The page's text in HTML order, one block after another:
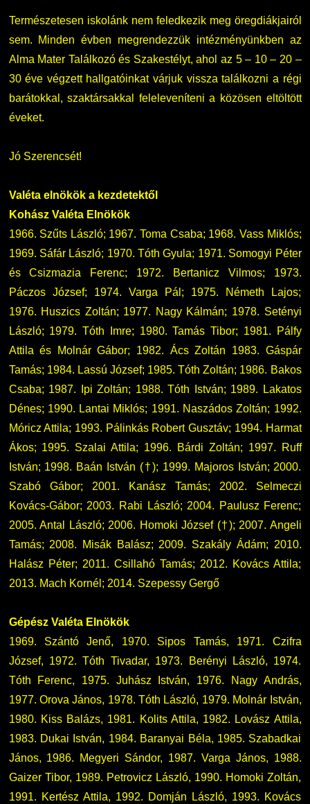
Természetesen iskolánk nem feledkezik meg öregdiákjairól
sem. Minden évben megrendezzük intézményünkben az
Alma Mater Találkozó és Szakestélyt, ahol az 5 – 10 – 20 –
30 éve végzett hallgatóinkat várjuk vissza találkozni a régi
barátokkal, szaktársakkal feleleveníteni a közösen eltöltött
éveket.
Jó Szerencsét!
Valéta elnökök a kezdetektől
Kohász Valéta Elnökök
1966. Szűts László; 1967. Toma Csaba; 1968. Vass Miklós;
1969. Sáfár László; 1970. Tóth Gyula; 1971. Somogyi Péter
és Csizmazia Ferenc; 1972. Bertanicz Vilmos; 1973.
Páczos József; 1974. Varga Pál; 1975. Németh Lajos;
1976. Huszics Zoltán; 1977. Nagy Kálmán; 1978. Setényi
László; 1979. Tóth Imre; 1980. Tamás Tibor; 1981. Pálfy
Attila és Molnár Gábor; 1982. Ács Zoltán 1983. Gáspár
Tamás; 1984. Lassú József; 1985. Tóth Zoltán; 1986. Bakos
Csaba; 1987. Ipi Zoltán; 1988. Tóth István; 1989. Lakatos
Dénes; 1990. Lantai Miklós; 1991. Naszádos Zoltán; 1992.
Móricz Attila; 1993. Pálinkás Robert Gusztáv; 1994. Harmat
Ákos; 1995. Szalai Attila; 1996. Bárdi Zoltán; 1997. Ruff
István; 1998. Baán István (†); 1999. Majoros István; 2000.
Szabó Gábor; 2001. Kanász Tamás; 2002. Selmeczi
Kovács-Gábor; 2003. Rabi László; 2004. Paulusz Ferenc;
2005. Antal László; 2006. Homoki József (†); 2007. Angeli
Tamás; 2008. Misák Balász; 2009. Szakály Ádám; 2010.
Halász Péter; 2011. Csillahó Tamás; 2012. Kovács Attila;
2013. Mach Kornél; 2014. Szepessy Gergő
Gépész Valéta Elnökök
1969. Szántó Jenő, 1970. Sipos Tamás, 1971. Czifra
József, 1972. Tóth Tivadar, 1973. Berényi László, 1974.
Tóth Ferenc, 1975. Juhász István, 1976. Nagy András,
1977. Orova János, 1978. Tóth László, 1979. Molnár István,
1980. Kiss Balázs, 1981. Kolits Attila, 1982. Lovász Attila,
1983. Dukai István, 1984. Baranyai Béla, 1985. Szabadkai
János, 1986. Megyeri Sándor, 1987. Varga János, 1988.
Gaizer Tibor, 1989. Petrovicz László, 1990. Homoki Zoltán,
1991. Kertész Attila, 1992. Domján László, 1993. Kovács